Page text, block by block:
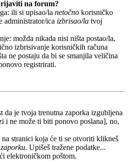
na forum?
ili si upisao/la netočno korisničko
administrator/ica izbrisao/la tvoj
možda nikada nisi ništa postao/la,
izbrisivanje korisničkih računa
ne postaju da bi se smanjila veličina
registrirati.
da je tvoja trenutna zaporka izgubljena
i ne može ti biti ponovo poslana], no,
na stranici koja će ti se otvoriti klikneš
. Upišeš tražene podatke...
elektroničkom poštom.